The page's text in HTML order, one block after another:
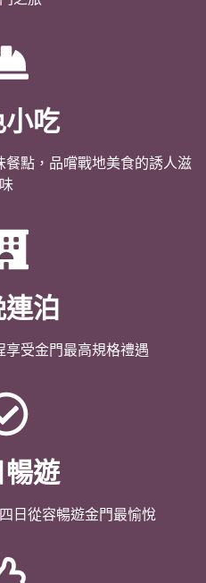
小吃
點，品嚐戰地美食的誘人滋
味
連泊
享受金門最高規格禮遇
暢遊
日從容暢遊金門最愉悅